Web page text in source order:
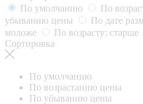
По умолчанию
По
убыванию цены
По дате
моложе
По возрасту: старше
Сортировка
По умолчанию
По возрастанию цены
По убыванию цены